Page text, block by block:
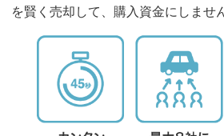
を賢く売却して、購入資金にしませ